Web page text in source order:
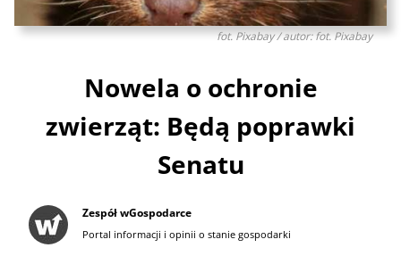
fot. Pixabay / autor: fot. Pixabay
Nowela o ochronie
zwierząt: Będą poprawki
Senatu
Zespół wGospodarce
Portal informacji i opinii o stanie gospodarki